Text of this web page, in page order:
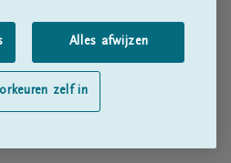
Alles afwijzen
zelf in